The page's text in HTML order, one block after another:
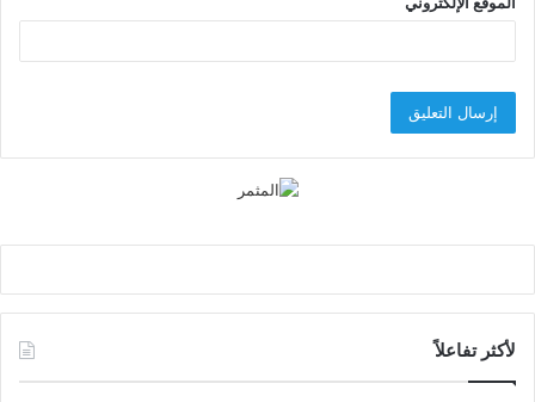
لأكثر تفاعلاً